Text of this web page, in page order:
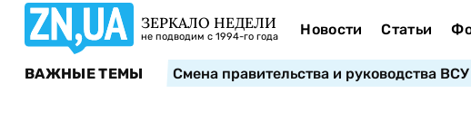
ЗЕРКАЛО НЕДЕЛИ
не подводим с 1994-го года Новости Статьи
ВАЖНЫЕ ТЕМЫ Смена правительства и руководства ВСУ